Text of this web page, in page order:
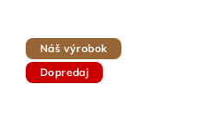
Náš výrobok
Dopredaj